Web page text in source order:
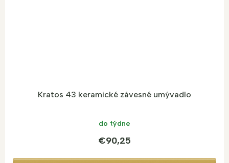
Kratos 43 keramické závesné umývadlo
do týdne
€90,25